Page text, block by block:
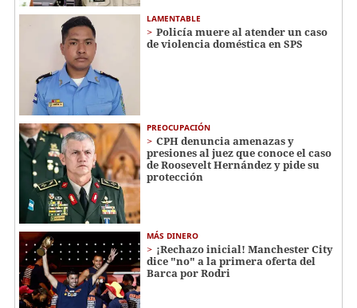
LAMENTABLE
Policía muere al atender un caso
de violencia doméstica en SPS
PREOCUPACIÓN
CPH denuncia amenazas y
presiones al juez que conoce el caso
de Roosevelt Hernández y pide su
protección
MÁS DINERO
¡Rechazo inicial! Manchester City
dice "no" a la primera oferta del
Barca por Rodri